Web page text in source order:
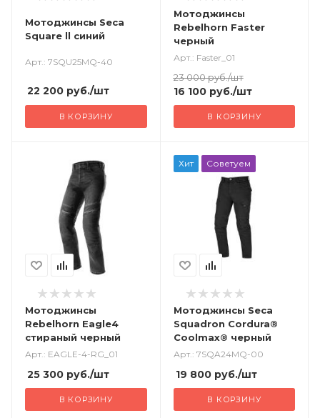
Мотоджинсы Seca
Square ll синий
Арт.: 7SQU25MQ-40
22 200 руб./шт
В КОРЗИНУ
Мотоджинсы
Rebelhorn Faster
черный
Арт.: Faster_01
23 000руб./шт
16 100руб./шт
В КОРЗИНУ
Мотоджинсы
Rebelhorn Eagle4
стираный черный
Арт.: EAGLE-4-RG_01
25 300 руб./шт
В КОРЗИНУ
Хит Советуем
Мотоджинсы Seca
Squadron Cordura®
Coolmax® черный
Арт.: 7SQA24MQ-00
19 800руб./шт
В КОРЗИНУ